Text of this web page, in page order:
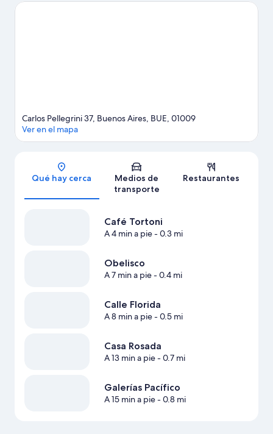
guía de Buenos Aires
Sección del mapa
Carlos Pellegrini 37, Buenos Aires, BUE, 01009
Ver en el mapa
Qué hay cerca
Medios de
transporte
Restaurantes
Café Tortoni
A 4 min a pie- 0.3 mi
Obelisco
A 7 min a pie- 0.4 mi
Calle Florida
A 8 min a pie- 0.5 mi
Casa Rosada
A 13 min a pie- 0.7 mi
Galerías Pacífico
A 15 min a pie- 0.8 mi